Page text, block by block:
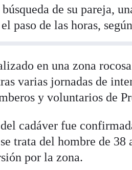
de su pareja,
paso de las horas,
en una zona
varias jornadas de
y voluntarios de
cadáver fue
trata del hombre de
por la zona.